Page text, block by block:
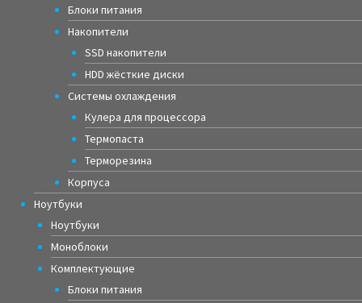
Блоки питания
Накопители
SSD накопители
HDD жёсткие диски
Системы охлаждения
Кулера для процессора
Термопаста
Терморезина
Корпуса
Ноутбуки
Ноутбуки
Моноблоки
Комплектующие
Блоки питания